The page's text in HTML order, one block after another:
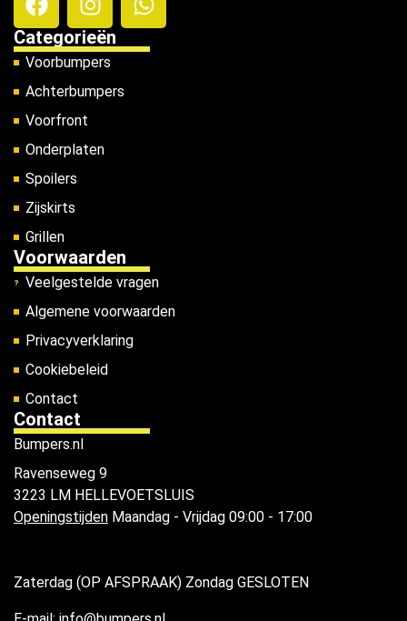
Categorieën
Voorbumpers
Achterbumpers
Voorfront
Onderplaten
Spoilers
Zijskirts
Grillen
Voorwaarden
Veelgestelde vragen
Algemene voorwaarden
Privacyverklaring
Cookiebeleid
Contact
Contact
Bumpers.nl
Ravenseweg 9
3223 LM HELLEVOETSLUIS
Openingstijden Maandag - Vrijdag 09:00 - 17:00
Zaterdag (OP AFSPRAAK) Zondag GESLOTEN